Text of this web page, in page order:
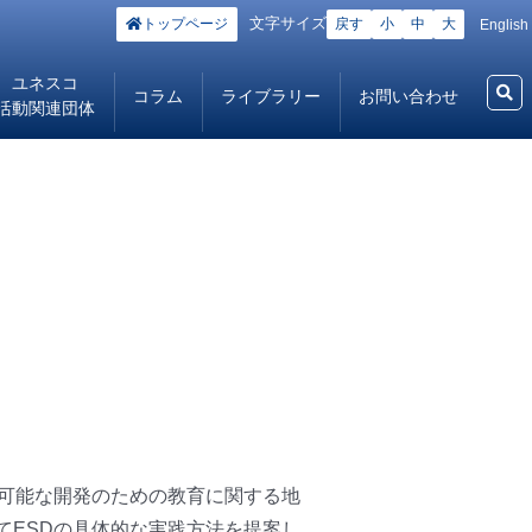
トップページ 文字サイズ 戻す 小 中 大 English
ユネスコ
動関連団体
コラム ライブラリー お問い合わせ
能な開発のための教育に関する地